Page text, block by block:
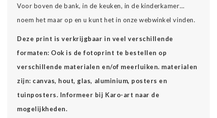
Voor boven de bank, in de keuken, in de kinderkamer…
noem het maar op en u kunt het in onze webwinkel vinden.
Deze print is verkrijgbaar in veel verschillende
formaten: Ook is de fotoprint te bestellen op
verschillende materialen en/of meerluiken. materialen
zijn: canvas, hout, glas, aluminium, posters en
tuinposters. Informeer bij Karo-art naar de
mogelijkheden.